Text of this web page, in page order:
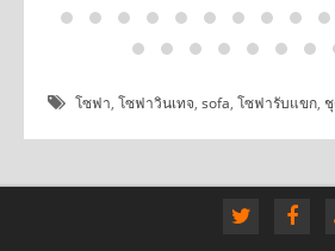
โซฟา, โซฟาวินเทจ, sofa, โซฟารับแขก,